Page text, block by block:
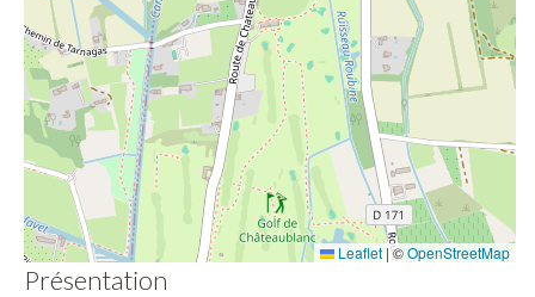
Leaflet |©OpenStreetMap
Présentation